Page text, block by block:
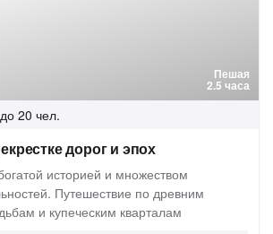
Пешая
2.5 часа
до 20 чел.
дорог и эпох
историей и множеством
Путешествие по древним
и купеческим кварталам